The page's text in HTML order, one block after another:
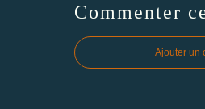
Commenter
Ajouter un